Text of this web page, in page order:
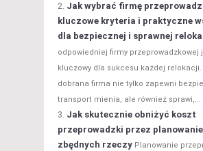
Jak wybrać firmę
kluczowe kryteria i praktyczne
dla bezpiecznej i sprawnej
odpowiedniej firmy przeprowadzkowej
kluczowy dla sukcesu każdej relokacji.
dobrana firma nie tylko zapewni
transport mienia, ale również sprawi,...
Jak skutecznie obniżyć koszt
przeprowadzki przez
zbędnych rzeczy Planowanie